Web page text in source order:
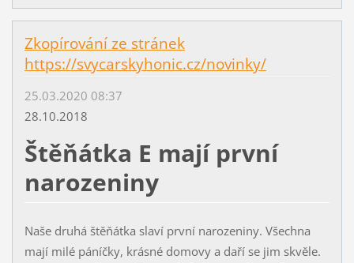
Zkopírování ze stránek
https://svycarskyhonic.cz/novinky/
25.03.2020 08:37
28.10.2018
Štěňátka E mají první
narozeniny
Naše druhá štěňátka slaví první narozeniny. Všechna
mají milé páníčky, krásné domovy a daří se jim skvěle.